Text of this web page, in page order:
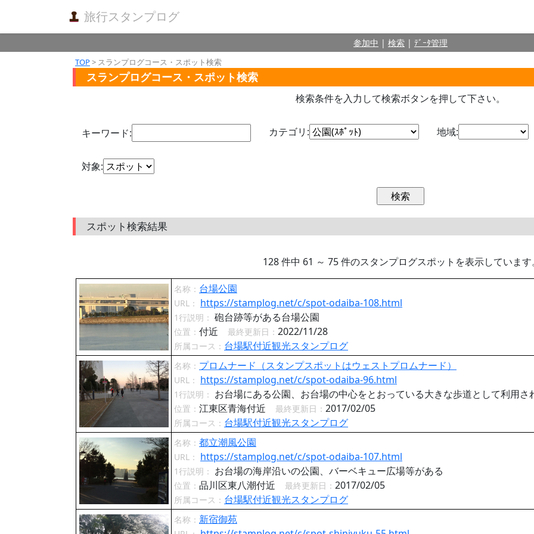
旅行スタンプログ
参加中 | 検索 | ﾃﾞｰﾀ管理
TOP> スランプログコース・スポット検索
スランプログコース・スポット検索
検索条件を入力して検索ボタンを押して下さい。
キーワード: カテゴリ: 地域:
対象:
スポット検索結果
128 件中 61 ～ 75 件のスタンプログスポットを表示しています
名称： 台場公園
URL： https://stamplog.net/c/spot-odaiba-108.html
1行説明： 砲台跡等がある台場公園
位置： 付近 最終更新日： 2022/11/28
所属コース： 台場駅付近観光スタンプログ
名称： プロムナード（スタンプスポットはウェストプロムナード）
URL： https://stamplog.net/c/spot-odaiba-96.html
1行説明： お台場にある公園、お台場の中心をとおっている大きな歩道として利用さ
位置： 江東区青海付近 最終更新日： 2017/02/05
所属コース： 台場駅付近観光スタンプログ
名称： 都立潮風公園
URL： https://stamplog.net/c/spot-odaiba-107.html
1行説明： お台場の海岸沿いの公園、バーベキュー広場等がある
位置： 品川区東八潮付近 最終更新日： 2017/02/05
所属コース： 台場駅付近観光スタンプログ
名称： 新宿御苑